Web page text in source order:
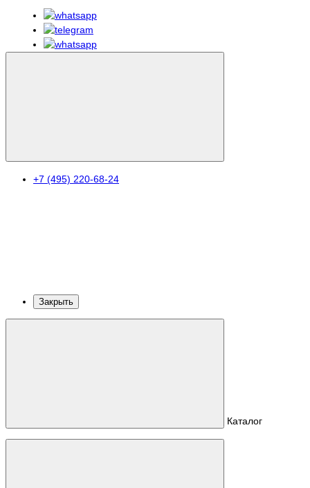
+7 (495) 220-68-24
Закрыть
Каталог